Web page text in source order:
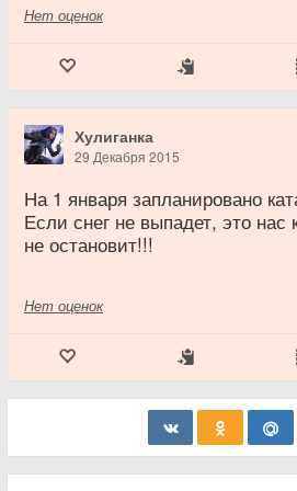
Нет оценок
Хулиганка
29 Декабря 2015
На 1 января запланировано
Если снег не выпадет, это нас
не остановит!!!
Нет оценок